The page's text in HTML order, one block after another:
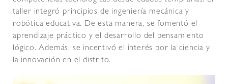
taller integró principios de ingeniería mecánica y
robótica educativa. De esta manera, se fomentó el
aprendizaje práctico y el desarrollo del pensamiento
lógico. Además, se incentivó el interés por la ciencia y
la innovación en el distrito.